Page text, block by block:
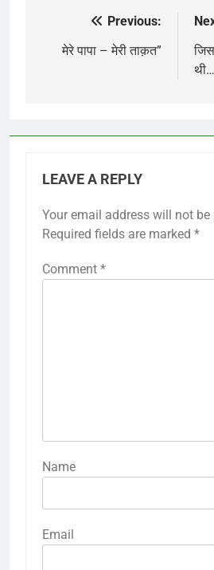
navigation
Previous:
मेरे पापा – मेरी ताक़त”
LEAVE A REPLY
Your email address will not be
Required fields are marked *
Comment *
Name
Email